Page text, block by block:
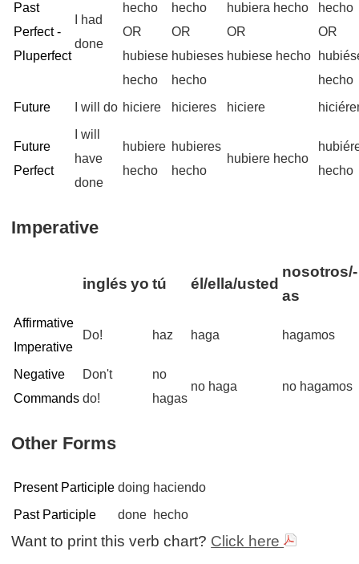
Past
Perfect -
Pluperfect
I had
done
hecho
OR
hubiese
hecho
hecho
OR
hubieses
hecho
hubiera hecho
OR
hubiese hecho
hecho
OR
hecho
Future
I will do hiciere hicieres hiciere
Future
Perfect
I will
have
done
hubiere
hecho
hubieres
hecho
hubiere hecho
hecho
Imperative
inglés yo tú él/ella/usted
nosotros/-
as
Affirmative
Imperative
Do! haz haga hagamos
Negative
Commands
Don't
do!
no
hagas
no haga no hagamos
Other Forms
Present Participle doing haciendo
Past Participle
done hecho
Want to print this verb chart? Click here